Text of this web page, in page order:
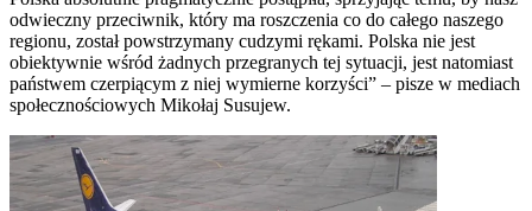
odwieczny przeciwnik, który ma roszczenia co do całego naszego
regionu, został powstrzymany cudzymi rękami. Polska nie jest
obiektywnie wśród żadnych przegranych tej sytuacji, jest natomiast
państwem czerpiącym z niej wymierne korzyści” – pisze w mediach
społecznościowych Mikołaj Susujew.